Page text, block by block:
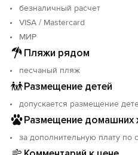
безналичный расчет
VISA / Mastercard
МИР
Пляжи рядом
песчаный пляж
Размещение детей
допускается размещение
Размещение домашних
за дополнительную плату по